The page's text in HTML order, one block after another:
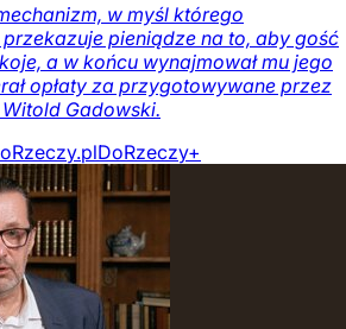
w myśl którego
pieniądze na to, aby gość
a w końcu wynajmował mu jego
opłaty za przygotowywane przez
Gadowski.
DoRzeczy+